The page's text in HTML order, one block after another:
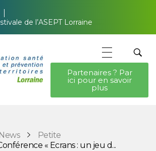
de l’ASEPT Lorraine
Partenaires ? Par
ici pour en savoir
plus
News
Petite
« Ecrans : un jeu d...